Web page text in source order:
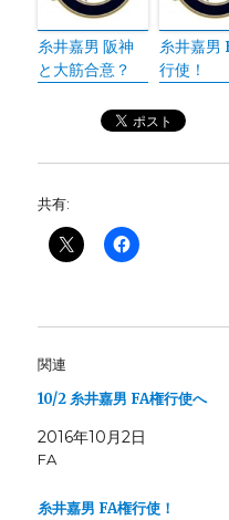
糸井嘉男 阪神
と大筋合意？
糸井嘉男
行使！
共有:
関連
10/2 糸井嘉男 FA権行使へ
2016年10月2日
FA
糸井嘉男 FA権行使！